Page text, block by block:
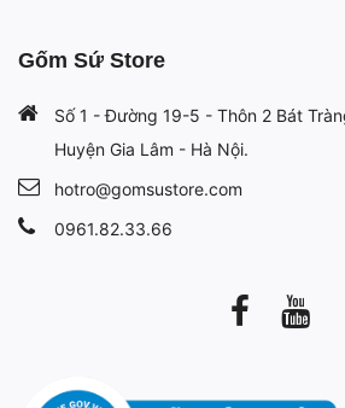
Gốm Sứ Store
Số 1 - Đường 19-5 - Thôn 2 Bát
Huyện Gia Lâm - Hà Nội.
hotro@gomsustore.com
0961.82.33.66